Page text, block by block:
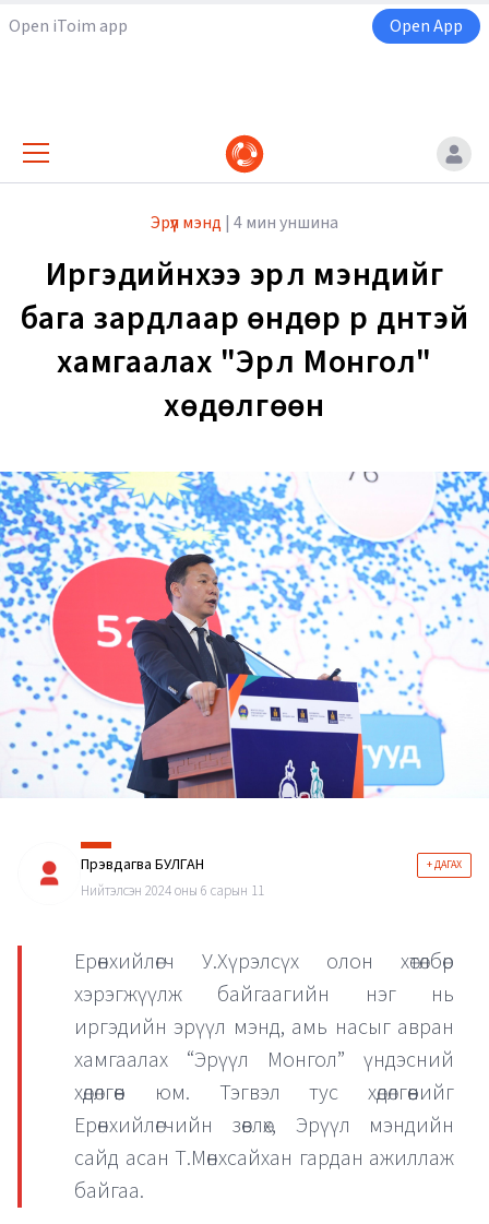
Open iToim app Open App
Эрүүл мэнд | 4 мин уншина
Иргэдийнхээ эрүүл мэндийг
бага зардлаар өндөр үр дүнтэй
хамгаалах "Эрүүл Монгол"
хөдөлгөөн
Пүрэвдагва БУЛГАН + ДАГАХ
Нийтэлсэн 2024 оны 6 сарын 11
Ерөнхийлөгч У.Хүрэлсүх олон хөтөлбөр
хэрэгжүүлж байгаагийн нэг нь
иргэдийн эрүүл мэнд, амь насыг авран
хамгаалах “Эрүүл Монгол” үндэсний
хөдөлгөөн юм. Тэгвэл тус хөдөлгөөнийг
Ерөнхийлөгчийн зөвлөх, Эрүүл мэндийн
сайд асан Т.Мөнхсайхан гардан ажиллаж
байгаа.